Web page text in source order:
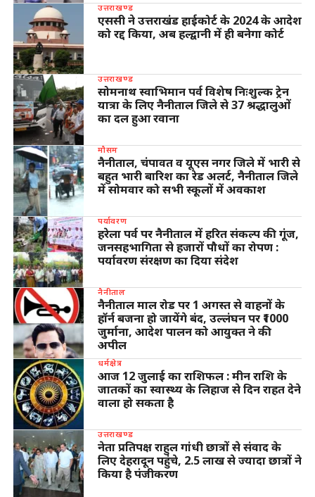
उत्तराखण्ड
एससी ने उत्तराखंड हाईकोर्ट के 2024 के आदेश
को रद्द किया, अब हल्द्वानी में ही बनेगा कोर्ट
उत्तराखण्ड
सोमनाथ स्वाभिमान पर्व विशेष निःशुल्क ट्रेन
यात्रा के लिए नैनीताल जिले से 37 श्रद्धालुओं
का दल हुआ रवाना
मौसम
नैनीताल, चंपावत व यूएस नगर जिले में भारी से
बहुत भारी बारिश का रेड अलर्ट, नैनीताल जिले
में सोमवार को सभी स्कूलों में अवकाश
पर्यावरण
हरेला पर्व पर नैनीताल में हरित संकल्प की गूंज,
जनसहभागिता से हजारों पौधों का रोपण :
पर्यावरण संरक्षण का दिया संदेश
नैनीताल
नैनीताल माल रोड पर 1 अगस्त से वाहनों के
हॉर्न बजना हो जायेंगे बंद, उल्लंघन पर ₹1000
जुर्माना, आदेश पालन को आयुक्त ने की
अपील
धर्मक्षेत्र
आज 12 जुलाई का राशिफल : मीन राशि के
जातकों का स्वास्थ्य के लिहाज से दिन राहत देने
वाला हो सकता है
उत्तराखण्ड
नेता प्रतिपक्ष राहुल गांधी छात्रों से संवाद के
लिए देहरादून पहुंचे, 2.5 लाख से ज्यादा छात्रों ने
किया है पंजीकरण